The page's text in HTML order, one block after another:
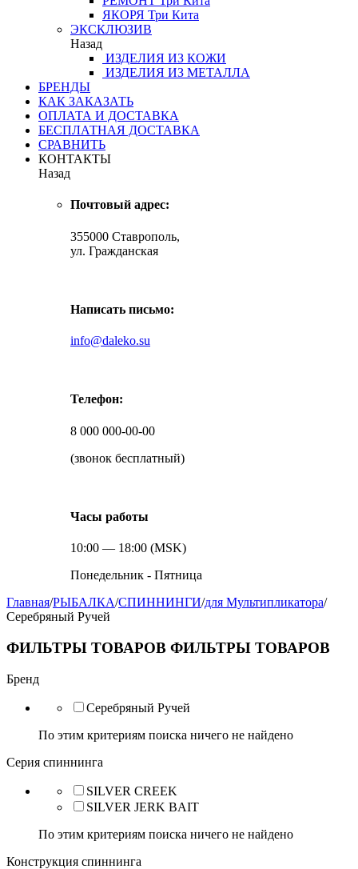
ЯКОРЯ Три Кита
ЭКСКЛЮЗИВ
Назад
ИЗДЕЛИЯ ИЗ КОЖИ
ИЗДЕЛИЯ ИЗ МЕТАЛЛА
БРЕНДЫ
КАК ЗАКАЗАТЬ
ОПЛАТА И ДОСТАВКА
БЕСПЛАТНАЯ ДОСТАВКА
СРАВНИТЬ
КОНТАКТЫ
Назад
Почтовый адрес:
355000 Ставрополь,
ул. Гражданская
Написать письмо:
info@daleko.su
Телефон:
8 000 000-00-00
(звонок бесплатный)
Часы работы
10:00 — 18:00 (MSK)
Понедельник - Пятница
Главная/РЫБАЛКА/СПИННИНГИ/для Мультипликатора/
Серебряный Ручей
ФИЛЬТРЫ ТОВАРОВ ФИЛЬТРЫ ТОВАРОВ
Бренд
Серебряный Ручей
По этим критериям поиска ничего не найдено
Серия спиннинга
SILVER CREEK
SILVER JERK BAIT
По этим критериям поиска ничего не найдено
Конструкция спиннинга